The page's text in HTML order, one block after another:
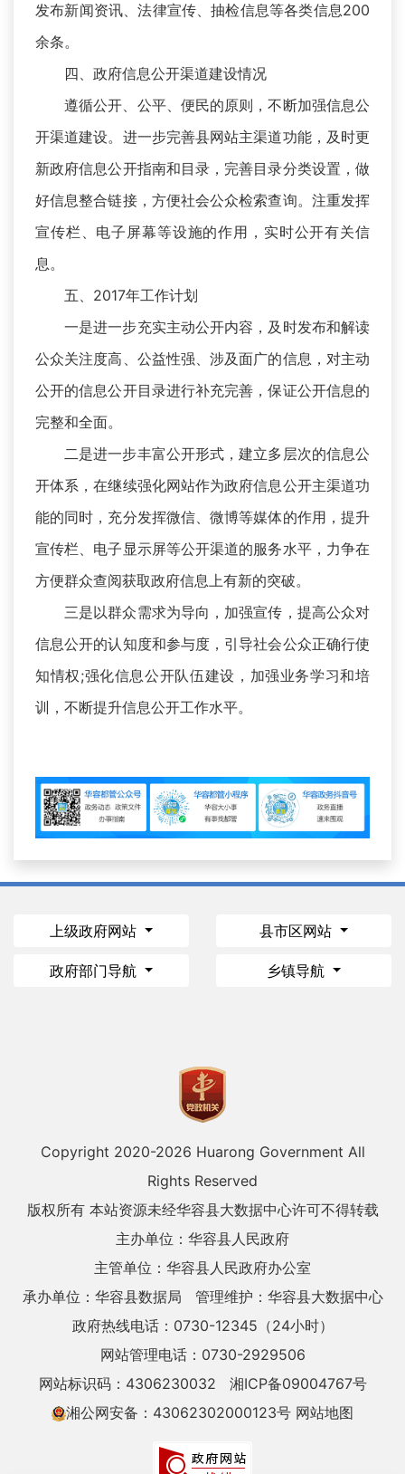
发布新闻资讯、法律宣传、抽检信息等各类信息200
余条。
四、政府信息公开渠道建设情况
遵循公开、公平、便民的原则，不断加强信息公
开渠道建设。进一步完善县网站主渠道功能，及时更
新政府信息公开指南和目录，完善目录分类设置，做
好信息整合链接，方便社会公众检索查询。注重发挥
宣传栏、电子屏幕等设施的作用，实时公开有关信
息。
五、2017年工作计划
一是进一步充实主动公开内容，及时发布和解读
公众关注度高、公益性强、涉及面广的信息，对主动
公开的信息公开目录进行补充完善，保证公开信息的
完整和全面。
二是进一步丰富公开形式，建立多层次的信息公
开体系，在继续强化网站作为政府信息公开主渠道功
能的同时，充分发挥微信、微博等媒体的作用，提升
宣传栏、电子显示屏等公开渠道的服务水平，力争在
方便群众查阅获取政府信息上有新的突破。
三是以群众需求为导向，加强宣传，提高公众对
信息公开的认知度和参与度，引导社会公众正确行使
知情权;强化信息公开队伍建设，加强业务学习和培
训，不断提升信息公开工作水平。
上级政府网站 县市区网站
政府部门导航 乡镇导航
Copyright 2020-2026 Huarong Government All
Rights Reserved
版权所有 本站资源未经华容县大数据中心许可不得转载
主办单位：华容县人民政府
主管单位：华容县人民政府办公室
承办单位：华容县数据局
管理维护：华容县大数据中心
政府热线电话：0730-12345（24小时）
网站管理电话：0730-2929506
网站标识码：4306230032
湘ICP备09004767号
湘公网安备：43062302000123号 网站地图